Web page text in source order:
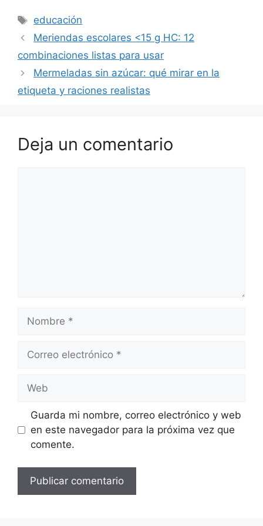
Etiquetas
educación
Meriendas escolares <15 g HC: 12
combinaciones listas para usar
Mermeladas sin azúcar: qué mirar en la
etiqueta y raciones realistas
Deja un comentario
Nombre
Correo
Web
Guarda mi nombre, correo electrónico y web
en este navegador para la próxima vez que
comente.